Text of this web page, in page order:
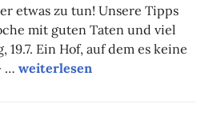
etwas zu tun! Unsere Tipps
mit guten Taten und viel
19.7. Ein Hof, auf dem es keine
…Unsere Tipps der Woche
weiterlesen